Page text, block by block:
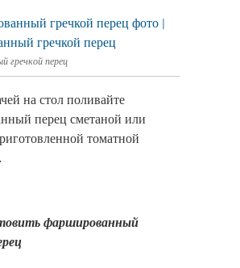
гречкой перец
на стол поливайте
перец сметаной или
томатной
фаршированный